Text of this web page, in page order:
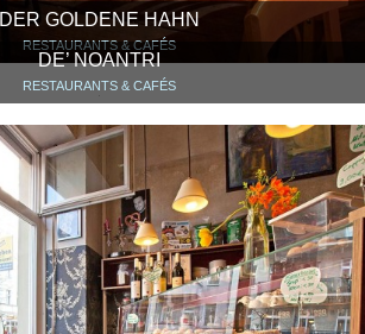
DER GOLDENE HAHN
RESTAURANTS & CAFÉS
DE’ NOANTRI
RESTAURANTS & CAFÉS